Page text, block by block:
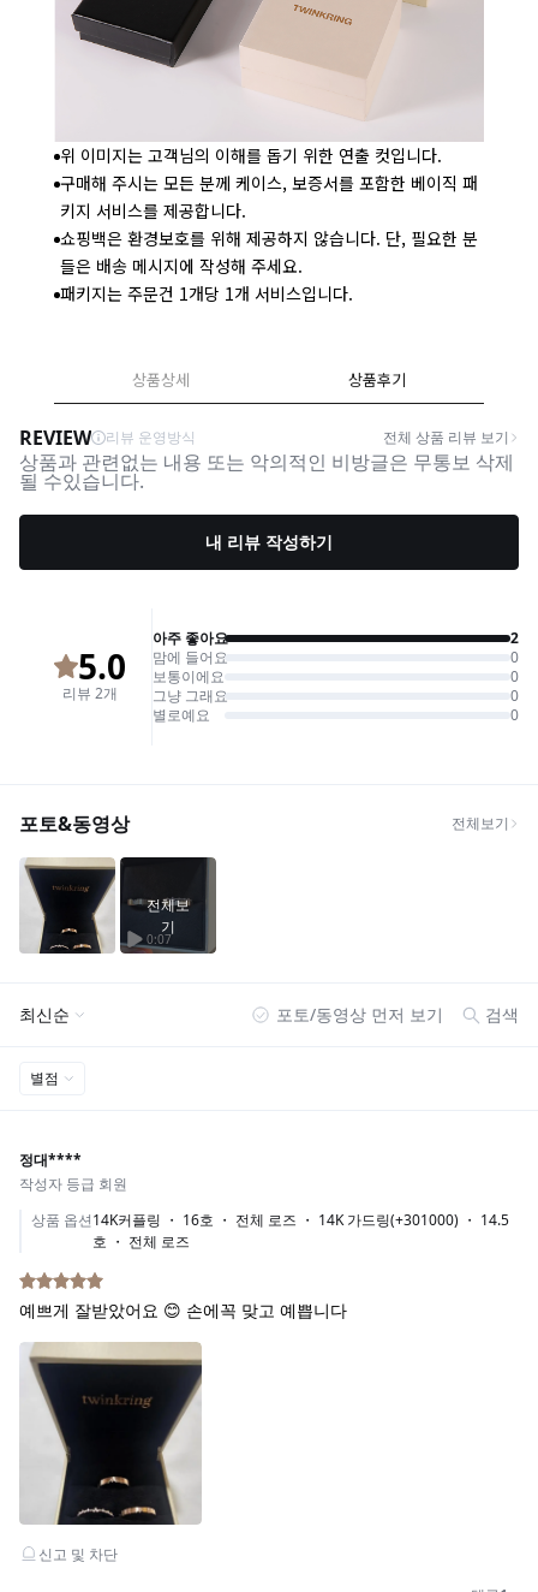
위 이미지는 고객님의 이해를 돕기 위한 연출 컷입니다.
구매해 주시는 모든 분께 케이스, 보증서를 포함한 베이직 패
키지 서비스를 제공합니다.
쇼핑백은 환경보호를 위해 제공하지 않습니다. 단, 필요한 분
들은 배송 메시지에 작성해 주세요.
패키지는 주문건 1개당 1개 서비스입니다.
상품상세 상품후기